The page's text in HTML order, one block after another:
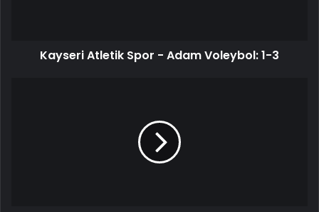
Kayseri Atletik Spor - Adam Voleybol: 1-3